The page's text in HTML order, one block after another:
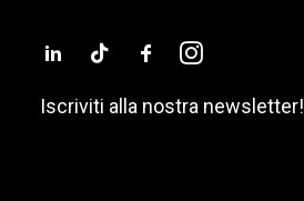
Iscriviti alla nostra newsletter!